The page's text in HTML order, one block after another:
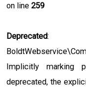
on line259
Deprecated:
Implicitly marking
deprecated, the